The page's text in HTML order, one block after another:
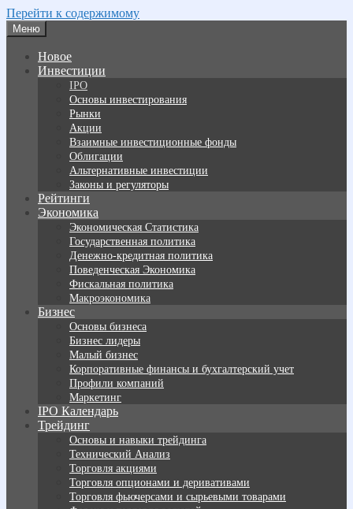
Перейти к содержимому
Меню
Новое
Инвестиции
IPO
Основы инвестирования
Рынки
Акции
Взаимные инвестиционные фонды
Облигации
Альтернативные инвестиции
Законы и регуляторы
Рейтинги
Экономика
Экономическая Статистика
Государственная политика
Денежно-кредитная политика
Поведенческая Экономика
Фискальная политика
Макроэкономика
Бизнес
Основы бизнеса
Бизнес лидеры
Малый бизнес
Корпоративные финансы и бухгалтерский учет
Профили компаний
Маркетинг
IPO Календарь
Трейдинг
Основы и навыки трейдинга
Технический Анализ
Торговля акциями
Торговля опционами и деривативами
Торговля фьючерсами и сырьевыми товарами